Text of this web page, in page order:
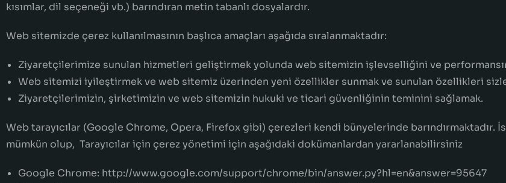
kısımlar, dil seçeneği vb.) barındıran metin tabanlı dosyalardır.
Web sitemizde çerez kullanılmasının başlıca amaçları aşağıda sıralanmaktadır:
Ziyaretçilerimize sunulan hizmetleri geliştirmek yolunda web sitemizin işlevselliğini ve
Web sitemizi iyileştirmek ve web sitemiz üzerinden yeni özellikler sunmak ve sunulan özellikleri
Ziyaretçilerimizin, şirketimizin ve web sitemizin hukuki ve ticari güvenliğinin teminini sağlamak.
Web tarayıcılar (Google Chrome, Opera, Firefox gibi) çerezleri kendi bünyelerinde barındırmaktadır.
mümkün olup, Tarayıcılar için çerez yönetimi için aşağıdaki dokümanlardan yararlanabilirsiniz
Google Chrome: http://www.google.com/support/chrome/bin/answer.py?hl=en&answer=95647